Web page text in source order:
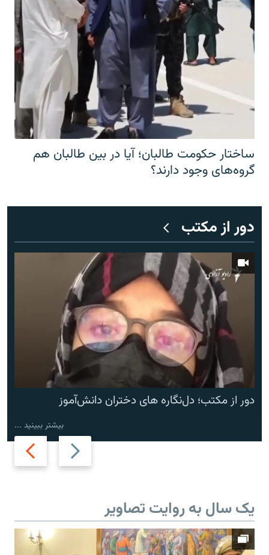
ساختار حکومت طالبان؛ آیا در بین طالبان هم
گروه‌های وجود دارند؟
دور از مکتب
Previous
slide
Next
slide
دور از مکتب؛ دل‌نگاره های دختران دانش‌آموز
بیشتر ببینید ...
یک سال به روایت تصاویر